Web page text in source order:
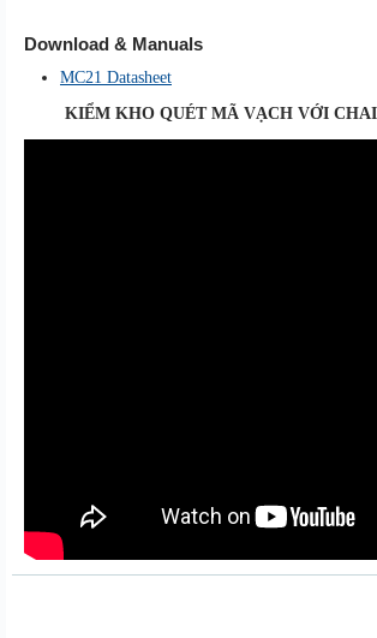
Download & Manuals
MC21 Datasheet
KIỂM KHO QUÉT MÃ VẠCH VỚI